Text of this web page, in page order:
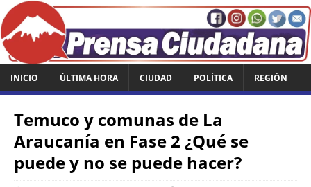
INICIO ÚLTIMA HORA CIUDAD POLÍTICA REGIÓN
Temuco y comunas de La
Araucanía en Fase 2 ¿Qué se
puede y no se puede hacer?